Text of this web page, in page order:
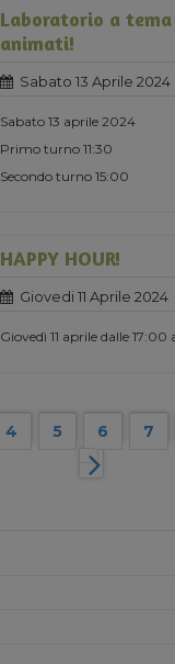
Laboratorio a
animati!
Sabato 13 Aprile 2024
Sabato 13 aprile 2024
Primo turno 11:30
Secondo turno 15:00
HAPPY HOUR!
Giovedi 11 Aprile 2024
Giovedì 11 aprile dalle 17:00
4 5 6 7